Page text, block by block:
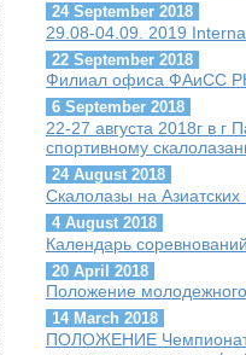
24 September 2018
29.08-04.09. 2019
22 September 2018
Филиал офиса ФАиСС
6 September 2018
22-27 августа 2018г в
спортивному
24 August 2018
Скалолазы на Азиатских
4 August 2018
Календарь
20 April 2018
Положение
14 March 2018
ПОЛОЖЕНИЕ